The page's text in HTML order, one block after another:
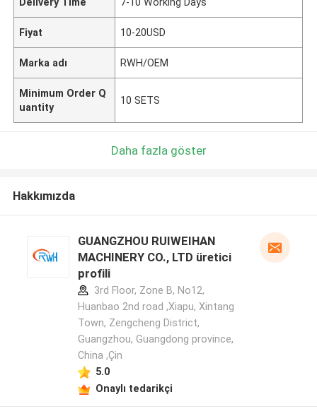
Fiyat 10-20USD
Marka adı RWH/OEM
Minimum Order Q
uantity
10 SETS
Daha fazla göster
Hakkımızda
GUANGZHOU RUIWEIHAN
MACHINERY CO., LTD üretici
profili
3rd Floor, Zone B, No12,
Huanbao 2nd road ,Xiapu, Xintang
Town, Zengcheng District,
Guangzhou, Guangdong province,
China ,Çin
5.0
Onaylı tedarikçi